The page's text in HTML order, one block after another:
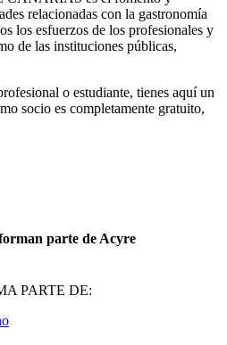
relacionadas con la gastronomía
los esfuerzos de los profesionales y
de las instituciones públicas,
o estudiante, tienes aquí un
socio es completamente gratuito,
parte de Acyre
PARTE DE: